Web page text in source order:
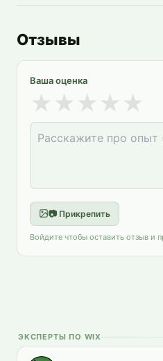
Отзывы
Ваша оценка
★ ★ ★ ★ ★
📷 Прикрепить
Войдите чтобы оставить отзыв и
ЭКСПЕРТЫ ПО WIX